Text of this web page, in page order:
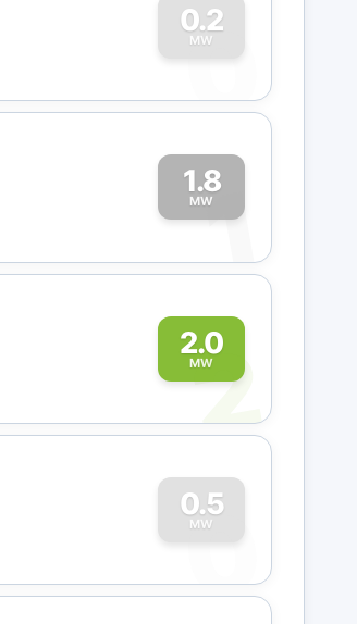
0.2
MW
0
1.8
MW
1
2.0
MW
2
0.5
MW
0